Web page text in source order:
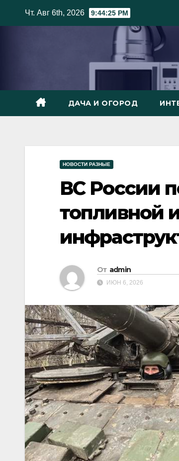
Чт. Авг 6th, 2026 9:44:26 PM
ДАЧА И ОГОРОД
НОВОСТИ РАЗНЫЕ
ВС России
топливной
От admin
ИЮН 6, 2026